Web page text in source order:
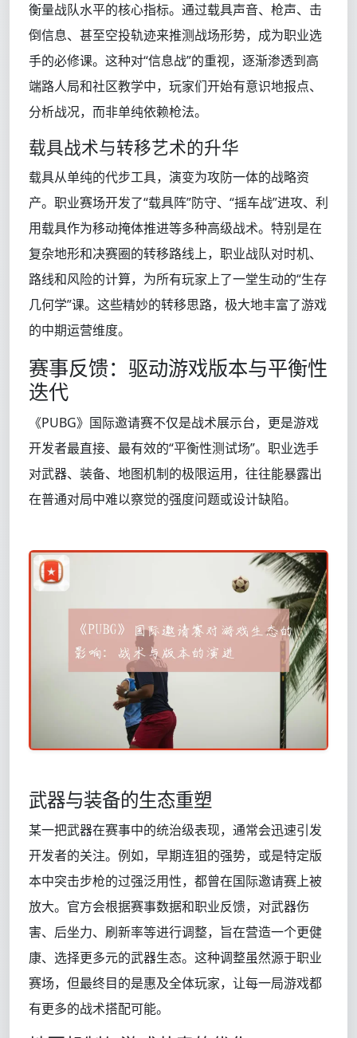
衡量战队水平的核心指标。通过载具声音、枪声、击
倒信息、甚至空投轨迹来推测战场形势，成为职业选
手的必修课。这种对“信息战”的重视，逐渐渗透到高
端路人局和社区教学中，玩家们开始有意识地报点、
分析战况，而非单纯依赖枪法。
载具战术与转移艺术的升华
载具从单纯的代步工具，演变为攻防一体的战略资
产。职业赛场开发了“载具阵”防守、“摇车战”进攻、利
用载具作为移动掩体推进等多种高级战术。特别是在
复杂地形和决赛圈的转移路线上，职业战队对时机、
路线和风险的计算，为所有玩家上了一堂生动的“生存
几何学”课。这些精妙的转移思路，极大地丰富了游戏
的中期运营维度。
赛事反馈：驱动游戏版本与平衡性
迭代
《PUBG》国际邀请赛不仅是战术展示台，更是游戏
开发者最直接、最有效的“平衡性测试场”。职业选手
对武器、装备、地图机制的极限运用，往往能暴露出
在普通对局中难以察觉的强度问题或设计缺陷。
武器与装备的生态重塑
某一把武器在赛事中的统治级表现，通常会迅速引发
开发者的关注。例如，早期连狙的强势，或是特定版
本中突击步枪的过强泛用性，都曾在国际邀请赛上被
放大。官方会根据赛事数据和职业反馈，对武器伤
害、后坐力、刷新率等进行调整，旨在营造一个更健
康、选择更多元的武器生态。这种调整虽然源于职业
赛场，但最终目的是惠及全体玩家，让每一局游戏都
有更多的战术搭配可能。